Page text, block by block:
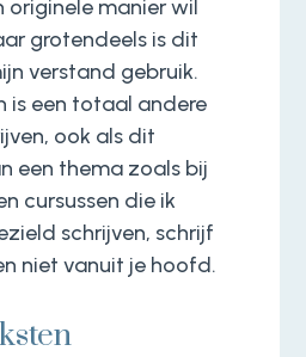
originele manier wil
grotendeels is dit
verstand gebruik.
is een totaal andere
ook als dit
een thema zoals bij
cursussen die ik
schrijven, schrijf
niet vanuit je hoofd.